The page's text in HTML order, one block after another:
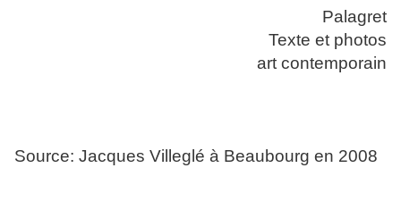
Palagret
Texte et photos
art contemporain
Source: Jacques Villeglé à Beaubourg en 2008